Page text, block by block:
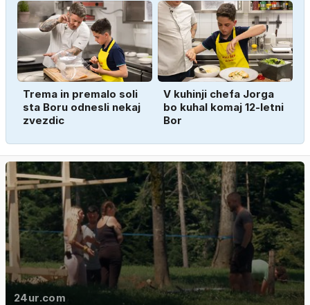
Trema in premalo soli
sta Boru odnesli nekaj
zvezdic
V kuhinji chefa Jorga
bo kuhal komaj 12-letni
Bor
24ur.com